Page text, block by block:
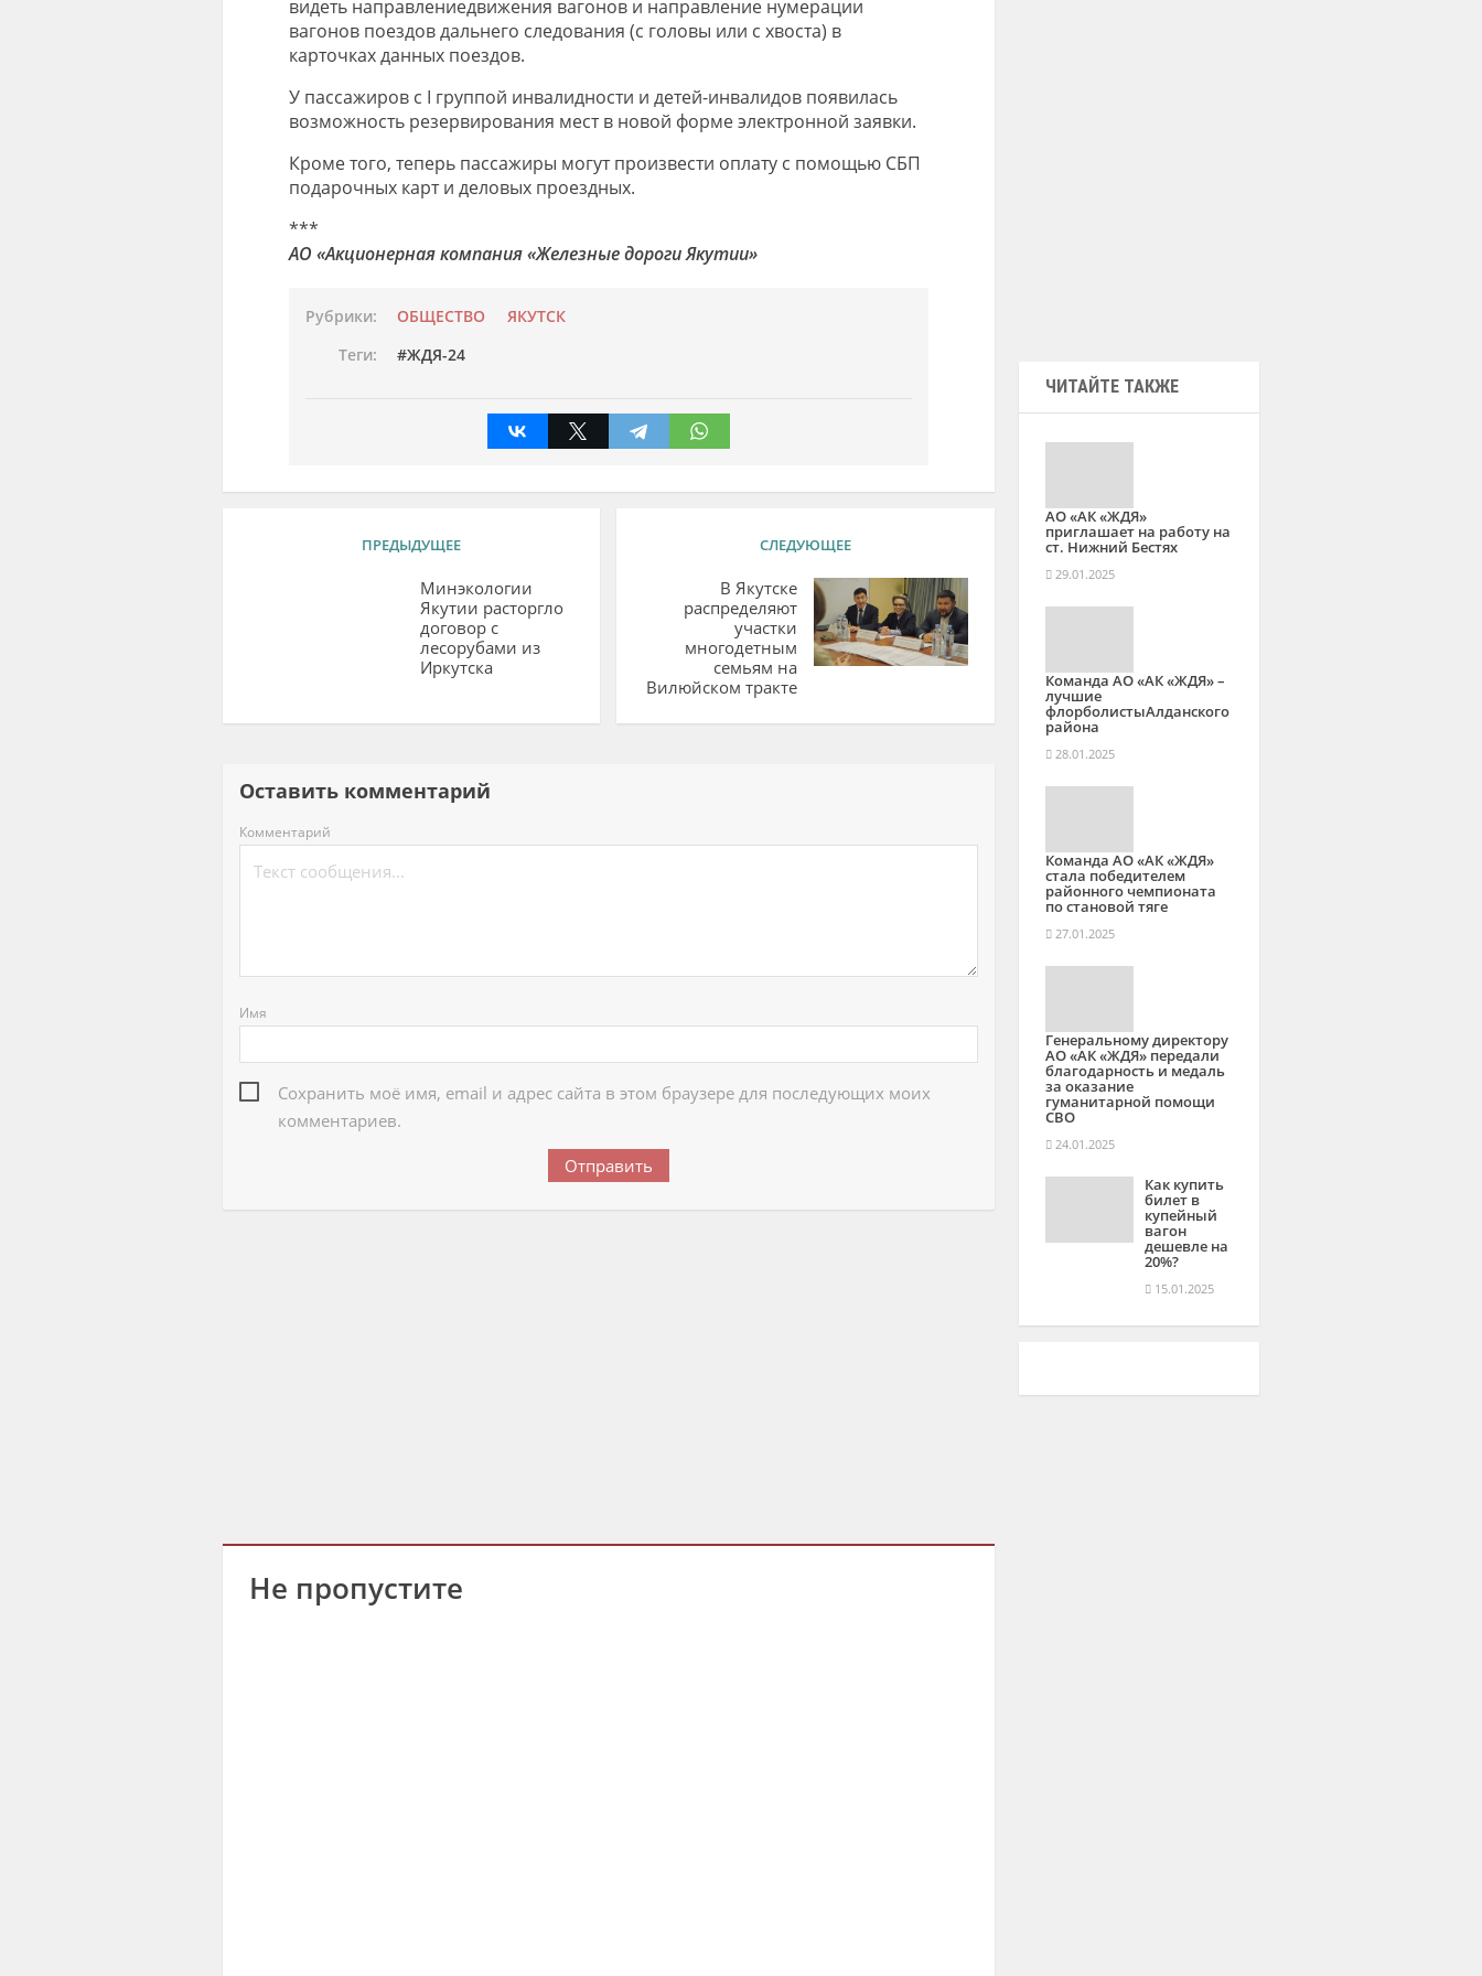
видеть направлениедвижения вагонови направлениенумерации
вагонов поездов дальнего следования (с головы или с хвоста) в
карточках данных поездов.
У пассажиров с I группой инвалидности и детей-инвалидов появилась
возможность резервирования меств новой формеэлектронной заявки.
Кроме того, теперь пассажиры могут произвести оплату с помощью СБП
подарочных карт и деловых проездных.
***
АО «Акционерная компания «Железные дороги Якутии»
Рубрики: ОБЩЕСТВО
ЯКУТСК
Теги:
ЖДЯ-24
ПРЕДЫДУЩЕЕ
Минэкологии
Якутии расторгло
договор с
лесорубами из
Иркутска
СЛЕДУЮЩЕЕ
В Якутске
распределяют
участки
многодетным
семьям на
Вилюйском тракте
Оставить комментарий
Комментарий
Имя
Сохранить моё имя, email и адрес сайта в этом браузере для последующих моих
комментариев.
Не пропустите
ЧИТАЙТЕ ТАКЖЕ
АО «АК «ЖДЯ»
приглашает на работу на
ст. Нижний Бестях
29.01.2025
Команда АО «АК «ЖДЯ» –
лучшие
флорболистыАлданского
района
28.01.2025
Команда АО «АК «ЖДЯ»
стала победителем
районного чемпионата
по становой тяге
27.01.2025
Генеральному директору
АО «АК «ЖДЯ» передали
благодарность и медаль
за оказание
гуманитарной помощи
СВО
24.01.2025
Как купить
билет в
купейный
вагон
дешевле на
20%?
15.01.2025